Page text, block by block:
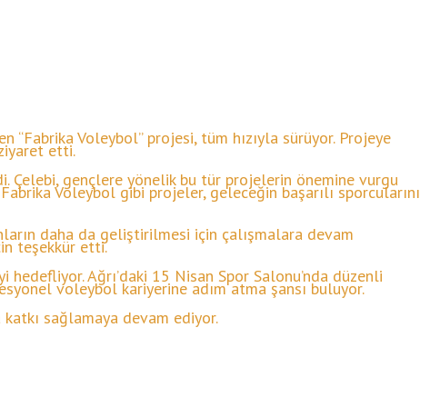
Voleybol” projesi, tüm hızıyla sürüyor. Projeye
etti.
Çelebi, gençlere yönelik bu tür projelerin önemine vurgu
Voleybol gibi projeler, geleceğin başarılı sporcularını
daha da geliştirilmesi için çalışmalara devam
teşekkür etti.
Ağrı’daki 15 Nisan Spor Salonu’nda düzenli
voleybol kariyerine adım atma şansı buluyor.
sağlamaya devam ediyor.